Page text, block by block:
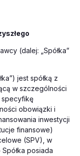
(dalej: „Spółka”
jest spółką z
w szczególności
specyfikę
obowiązki i
inwestycji
finansowe)
(SPV), w
posiada